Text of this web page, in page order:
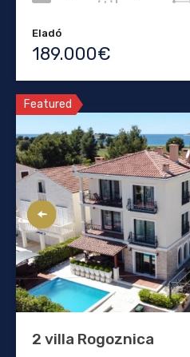
Eladó
189.000€
Featured
2 villa Rogoznica